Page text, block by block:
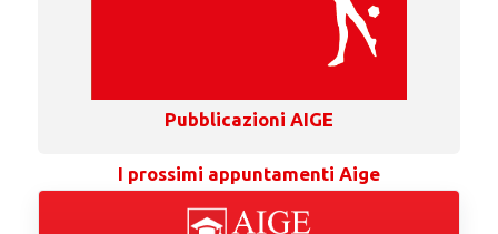
Pubblicazioni AIGE
I prossimi appuntamenti Aige